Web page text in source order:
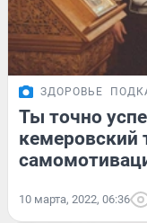
ЗДОРОВЬЕ
Ты точно
кемеровский
10 марта, 2022, 06:36